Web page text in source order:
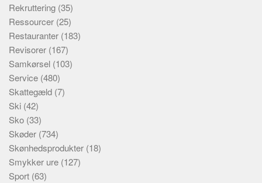
Rekruttering (35)
Ressourcer (25)
Restauranter (183)
Revisorer (167)
Samkørsel (103)
Service (480)
Skattegæld (7)
Ski (42)
Sko (33)
Skøder (734)
Skønhedsprodukter (18)
Smykker ure (127)
Sport (63)